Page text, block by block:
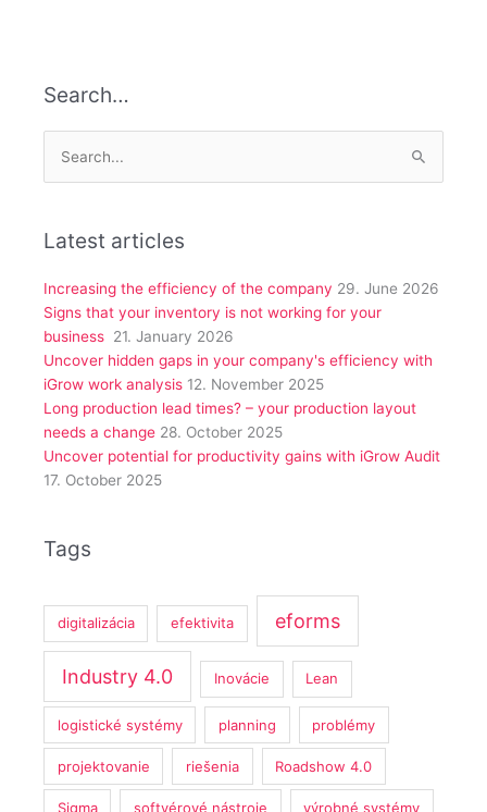
Search…
Search
for:
Latest articles
Increasing the efficiency of the company 29. June 2026
Signs that your inventory is not working for your
business 21. January 2026
Uncover hidden gaps in your company's efficiency with
iGrow work analysis 12. November 2025
Long production lead times? – your production layout
needs a change 28. October 2025
Uncover potential for productivity gains with iGrow Audit
17. October 2025
Tags
digitalizácia efektivita eforms
Industry 4.0 Inovácie Lean
logistické systémy planning problémy
projektovanie riešenia Roadshow 4.0
Sigma softvérové nástroje výrobné systémy